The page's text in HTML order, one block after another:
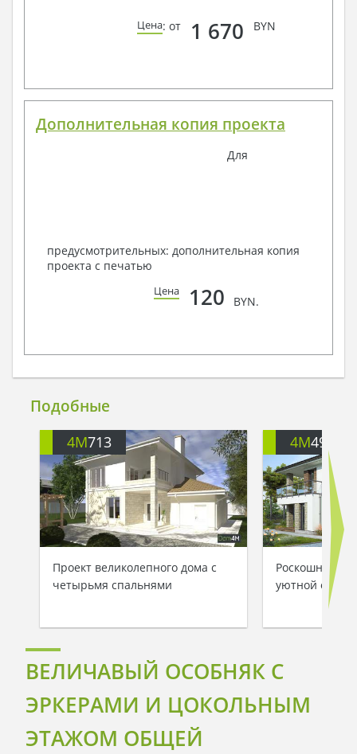
Цена: от 1 670 BYN
Дополнительная копия проекта
Для
предусмотрительных: дополнительная копия
проекта с печатью
Цена 120 BYN.
Подобные
4M713
Проект великолепного дома с
четырьмя спальнями
4M499
Роскошный
уютной
ВЕЛИЧАВЫЙ ОСОБНЯК С
ЭРКЕРАМИ И ЦОКОЛЬНЫМ
ЭТАЖОМ ОБЩЕЙ